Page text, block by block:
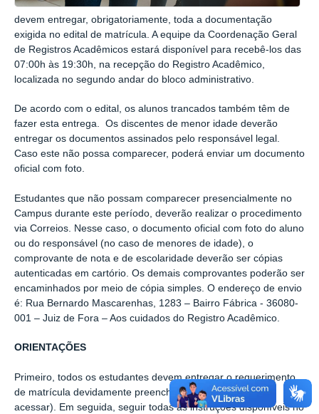
devem entregar, obrigatoriamente, toda a documentação
exigida no edital de matrícula. A equipe da Coordenação Geral
de Registros Acadêmicos estará disponível para recebê-los das
07:00h às 19:30h, na recepção do Registro Acadêmico,
localizada no segundo andar do bloco administrativo.
De acordo com o edital, os alunos trancados também têm de
fazer esta entrega. Os discentes de menor idade deverão
entregar os documentos assinados pelo responsável legal.
Caso este não possa comparecer, poderá enviar um documento
oficial com foto.
Estudantes que não possam comparecer presencialmente no
Campus durante este período, deverão realizar o procedimento
via Correios. Nesse caso, o documento oficial com foto do aluno
ou do responsável (no caso de menores de idade), o
comprovante de nota e de escolaridade deverão ser cópias
autenticadas em cartório. Os demais comprovantes poderão ser
encaminhados por meio de cópia simples. O endereço de envio
é: Rua Bernardo Mascarenhas, 1283 – Bairro Fábrica - 36080-
001 – Juiz de Fora – Aos cuidados do Registro Acadêmico.
ORIENTAÇÕES
Primeiro, todos os estudantes devem entregar o requerimento
de matrícula devidamente preenchido (cliqueaquipara
acessar). Em seguida, seguir todas as instruções disponíveis no